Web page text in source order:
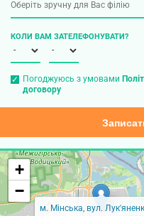
КОЛИ ВАМ ЗАТЕЛЕФОНУВАТИ?
Погоджуюсь з умовами
договору
м. Мінська, вул.
+
−